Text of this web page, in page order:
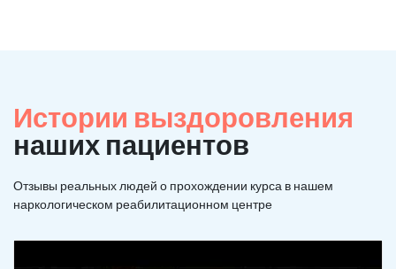
Истории выздоровления
наших пациентов
Отзывы реальных людей о прохождении курса в нашем
наркологическом реабилитационном центре